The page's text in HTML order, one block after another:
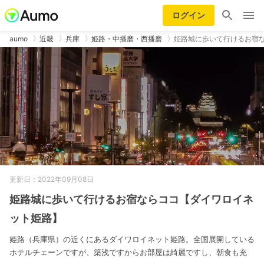
ログイン
aumo 近畿 兵庫 姫路・中播磨・西播磨 姫路城に歩いて行けるお宿
更新日：2022年09月08日
姫路城に歩いて行けるお宿ならココ【ダイワロイネ
ット姫路】
姫路（兵庫県）の近くにあるダイワロイネット姫路。全国展開している
ホテルチェーンですが、築浅ですからお部屋は綺麗ですし、朝食も充